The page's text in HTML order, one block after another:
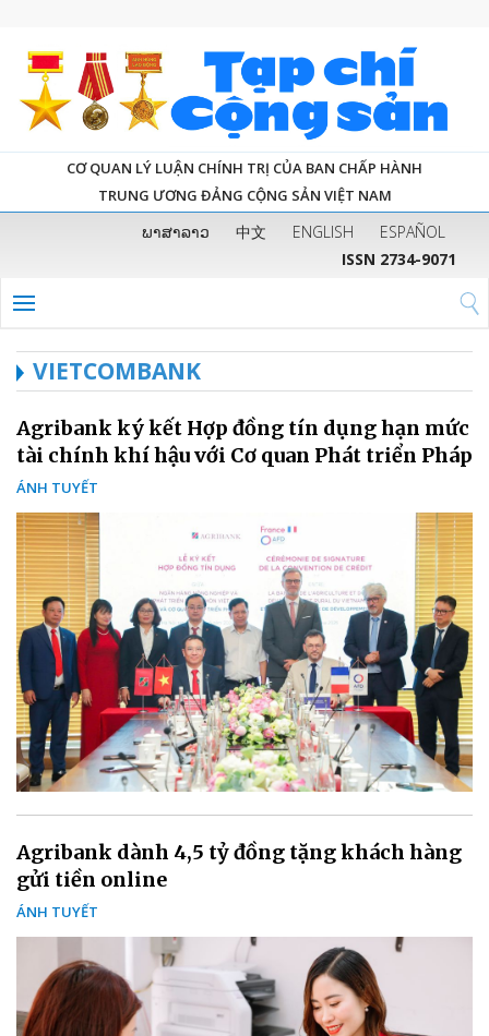
CƠ QUAN LÝ LUẬN CHÍNH TRỊ CỦA BAN CHẤP HÀNH
TRUNG ƯƠNG ĐẢNG CỘNG SẢN VIỆT NAM
ພາສາລາວ 中文 ENGLISH
ESPAÑOL
ISSN 2734-9071
VIETCOMBANK
Agribank ký kết Hợp đồng tín dụng hạn mức
tài chính khí hậu với Cơ quan Phát triển Pháp
ÁNH TUYẾT
Agribank dành 4,5 tỷ đồng tặng khách hàng
gửi tiền online
ÁNH TUYẾT